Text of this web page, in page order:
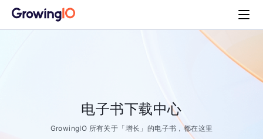
电子书下载中心
GrowingIO 所有关于「增长」的电子书，都在这里